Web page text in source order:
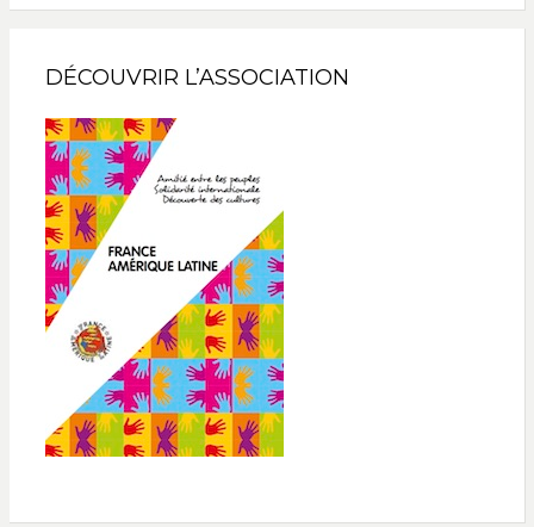
DÉCOUVRIR L’ASSOCIATION